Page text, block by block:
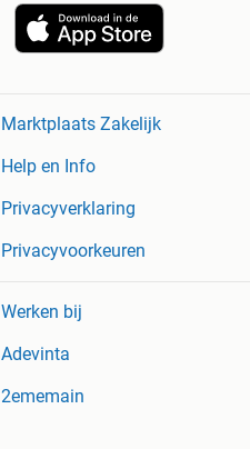
Marktplaats Zakelijk
Help en Info
Privacyverklaring
Privacyvoorkeuren
Werken bij
Adevinta
2ememain